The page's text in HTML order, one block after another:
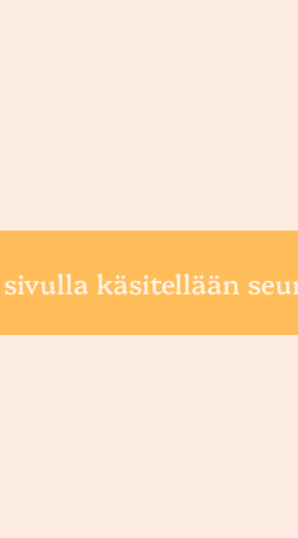
käsitellään